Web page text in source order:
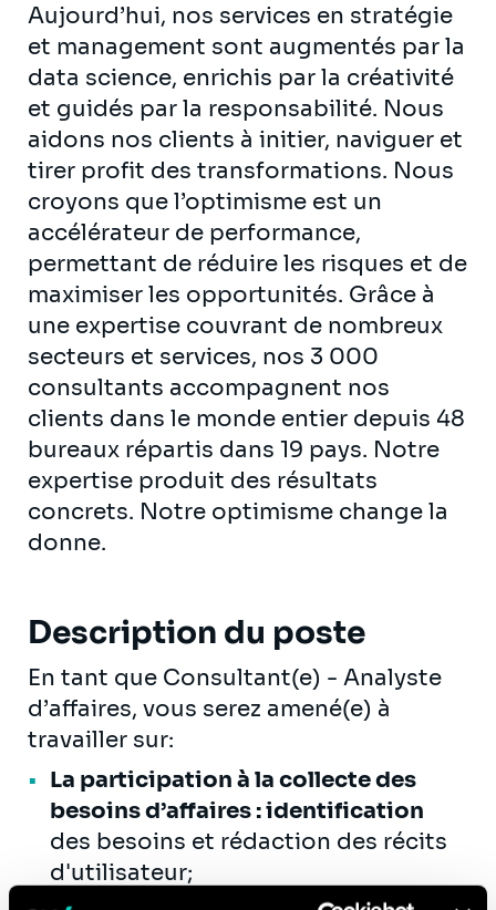
Aujourd’hui, nos services en stratégie
et management sont augmentés par la
data science, enrichis par la créativité
et guidés par la responsabilité. Nous
aidons nos clients à initier, naviguer et
tirer profit des transformations. Nous
croyons que l’optimisme est un
accélérateur de performance,
permettant de réduire les risques et de
maximiser les opportunités. Grâce à
une expertise couvrant de nombreux
secteurs et services, nos 3 000
consultants accompagnent nos
clients dans le monde entier depuis 48
bureaux répartis dans 19 pays. Notre
expertise produit des résultats
concrets. Notre optimisme change la
donne.
Description du poste
En tant que Consultant(e) - Analyste
d’affaires, vous serez amené(e) à
travailler sur:
La participation à la collecte des
besoins d’affaires : identification
des besoins et rédaction des récits
d'utilisateur;
La participation à la priorisation des